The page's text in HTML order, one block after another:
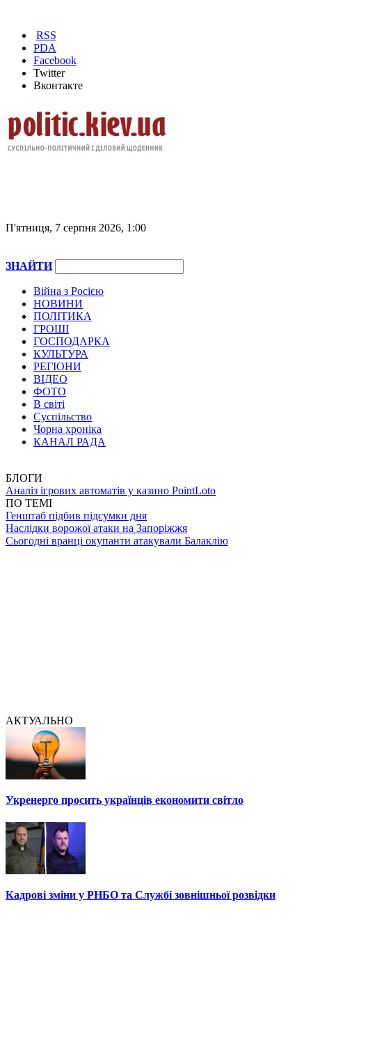
RSS
PDA
Facebook
Twitter
Вконтакте
П'ятниця, 7 серпня 2026, 1:00
ЗНАЙТИ
Війна з Росією
НОВИНИ
ПОЛІТИКА
ГРОШІ
ГОСПОДАРКА
КУЛЬТУРА
РЕГІОНИ
ВІДЕО
ФОТО
В світі
Суспільство
Чорна хроніка
КАНАЛ РАДА
БЛОГИ
Аналіз ігрових автоматів у казино PointLoto
ПО ТЕМІ
Генштаб підбив підсумки дня
Наслідки ворожої атаки на Запоріжжя
Сьогодні вранці окупанти атакували Балаклію
АКТУАЛЬНО
Укренерго просить українців економити світло
Кадрові зміни у РНБО та Службі зовнішньої розвідки